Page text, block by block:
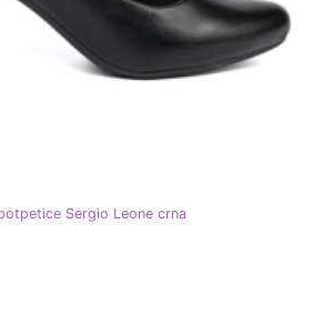
Sergio Leone crna